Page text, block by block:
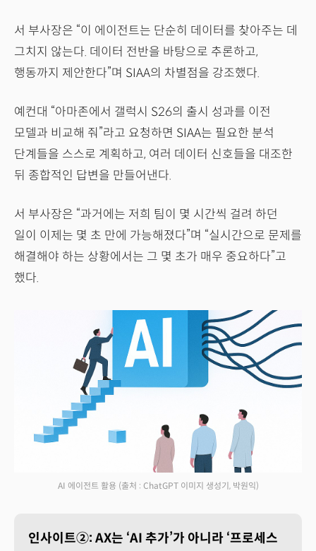
서 부사장은 “이 에이전트는 단순히 데이터를 찾아주는 데
그치지 않는다. 데이터 전반을 바탕으로 추론하고,
행동까지 제안한다”며 SIAA의 차별점을 강조했다.
예컨대 “아마존에서 갤럭시 S26의 출시 성과를 이전
모델과 비교해 줘”라고 요청하면 SIAA는 필요한 분석
단계들을 스스로 계획하고, 여러 데이터 신호들을 대조한
뒤 종합적인 답변을 만들어낸다.
서 부사장은 “과거에는 저희 팀이 몇 시간씩 걸려 하던
일이 이제는 몇 초 만에 가능해졌다”며 “실시간으로 문제를
해결해야 하는 상황에서는 그 몇 초가 매우 중요하다”고
했다.
AI 에이전트 활용 (출처 : ChatGPT 이미지 생성기, 박원익)
인사이트②: AX는 ‘AI 추가’가 아니라 ‘프로세스